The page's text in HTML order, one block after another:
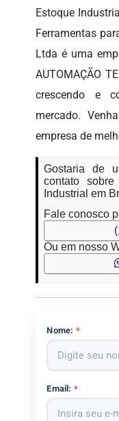
Estoque
Ferramentas
Ltda é uma
AUTOMAÇÃO
crescendo e
mercado.
empresa de
Gostaria de
contato sobre
Industrial em
Fale conosco
Ou em nosso
Nome: *
Email: *